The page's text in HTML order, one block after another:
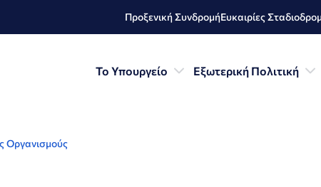
Προξενική ΣυνδρομήΕυκαιρίες
Το Υπουργείο Εξωτερική Πολιτική
Οργανισμούς